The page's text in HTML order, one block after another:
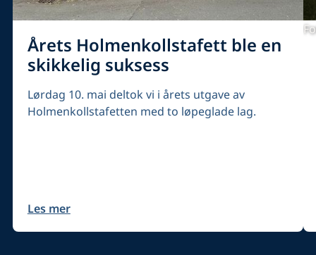
Årets Holmenkollstafett ble en
skikkelig suksess
Lørdag 10. mai deltok vi i årets utgave av
Holmenkollstafetten med to løpeglade lag.
Les mer